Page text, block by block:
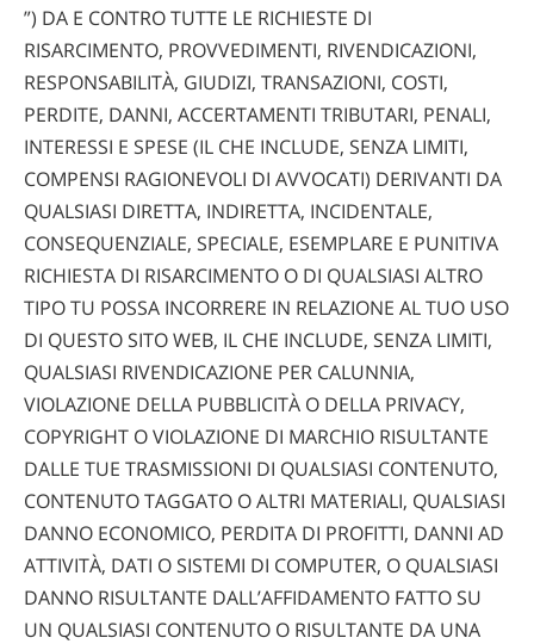
”) DA E CONTRO TUTTE LE RICHIESTE DI
RISARCIMENTO, PROVVEDIMENTI, RIVENDICAZIONI,
RESPONSABILITÀ, GIUDIZI, TRANSAZIONI, COSTI,
PERDITE, DANNI, ACCERTAMENTI TRIBUTARI, PENALI,
INTERESSI E SPESE (IL CHE INCLUDE, SENZA LIMITI,
COMPENSI RAGIONEVOLI DI AVVOCATI) DERIVANTI DA
QUALSIASI DIRETTA, INDIRETTA, INCIDENTALE,
CONSEQUENZIALE, SPECIALE, ESEMPLARE E PUNITIVA
RICHIESTA DI RISARCIMENTO O DI QUALSIASI ALTRO
TIPO TU POSSA INCORRERE IN RELAZIONE AL TUO USO
DI QUESTO SITO WEB, IL CHE INCLUDE, SENZA LIMITI,
QUALSIASI RIVENDICAZIONE PER CALUNNIA,
VIOLAZIONE DELLA PUBBLICITÀ O DELLA PRIVACY,
COPYRIGHT O VIOLAZIONE DI MARCHIO RISULTANTE
DALLE TUE TRASMISSIONI DI QUALSIASI CONTENUTO,
CONTENUTO TAGGATO O ALTRI MATERIALI, QUALSIASI
DANNO ECONOMICO, PERDITA DI PROFITTI, DANNI AD
ATTIVITÀ, DATI O SISTEMI DI COMPUTER, O QUALSIASI
DANNO RISULTANTE DALL’AFFIDAMENTO FATTO SU
UN QUALSIASI CONTENUTO O RISULTANTE DA UNA